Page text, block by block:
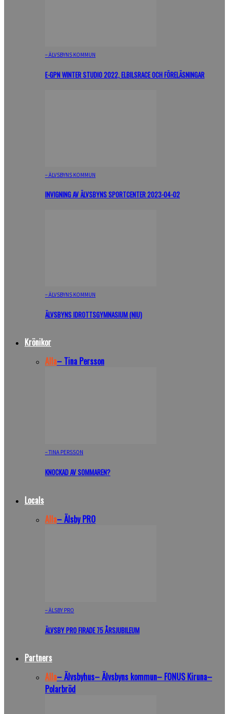
– ÄLVSBYNS KOMMUN
E-GPN WINTER STUDIO 2022, ELBILSRACE OCH FÖRELÄSNINGAR
– ÄLVSBYNS KOMMUN
INVIGNING AV ÄLVSBYNS SPORTCENTER 2023-04-02
– ÄLVSBYNS KOMMUN
ÄLVSBYNS IDROTTSGYMNASIUM (NIU)
Krönikor
Alla– Tina Persson
– TINA PERSSON
KNOCKAD AV SOMMAREN?
Locals
Alla– Älsby PRO
– ÄLSBY PRO
ÄLVSBY PRO FIRADE 75 ÅRSJUBILEUM
Partners
Alla– Älvsbyhus– Älvsbyns kommun– FONUS Kiruna–
Polarbröd